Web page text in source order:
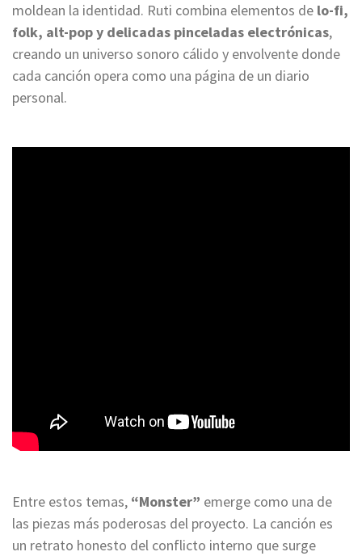
moldean la identidad. Ruti combina elementos de lo-fi,
folk, alt-pop y delicadas pinceladas electrónicas,
creando un universo sonoro cálido y envolvente donde
cada canción opera como una página de un diario
personal.
Entre estos temas, “Monster” emerge como una de
las piezas más poderosas del proyecto. La canción es
un retrato honesto del conflicto interno que surge